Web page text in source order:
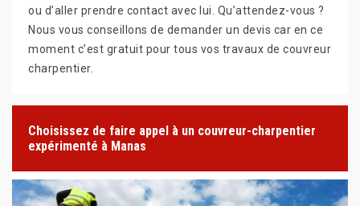
ou d’aller prendre contact avec lui. Qu’attendez-vous ?
Nous vous conseillons de demander un devis car en ce
moment c’est gratuit pour tous vos travaux de couvreur
charpentier.
Choisissez de faire appel à un couvreur-charpentier
expérimenté à Manas